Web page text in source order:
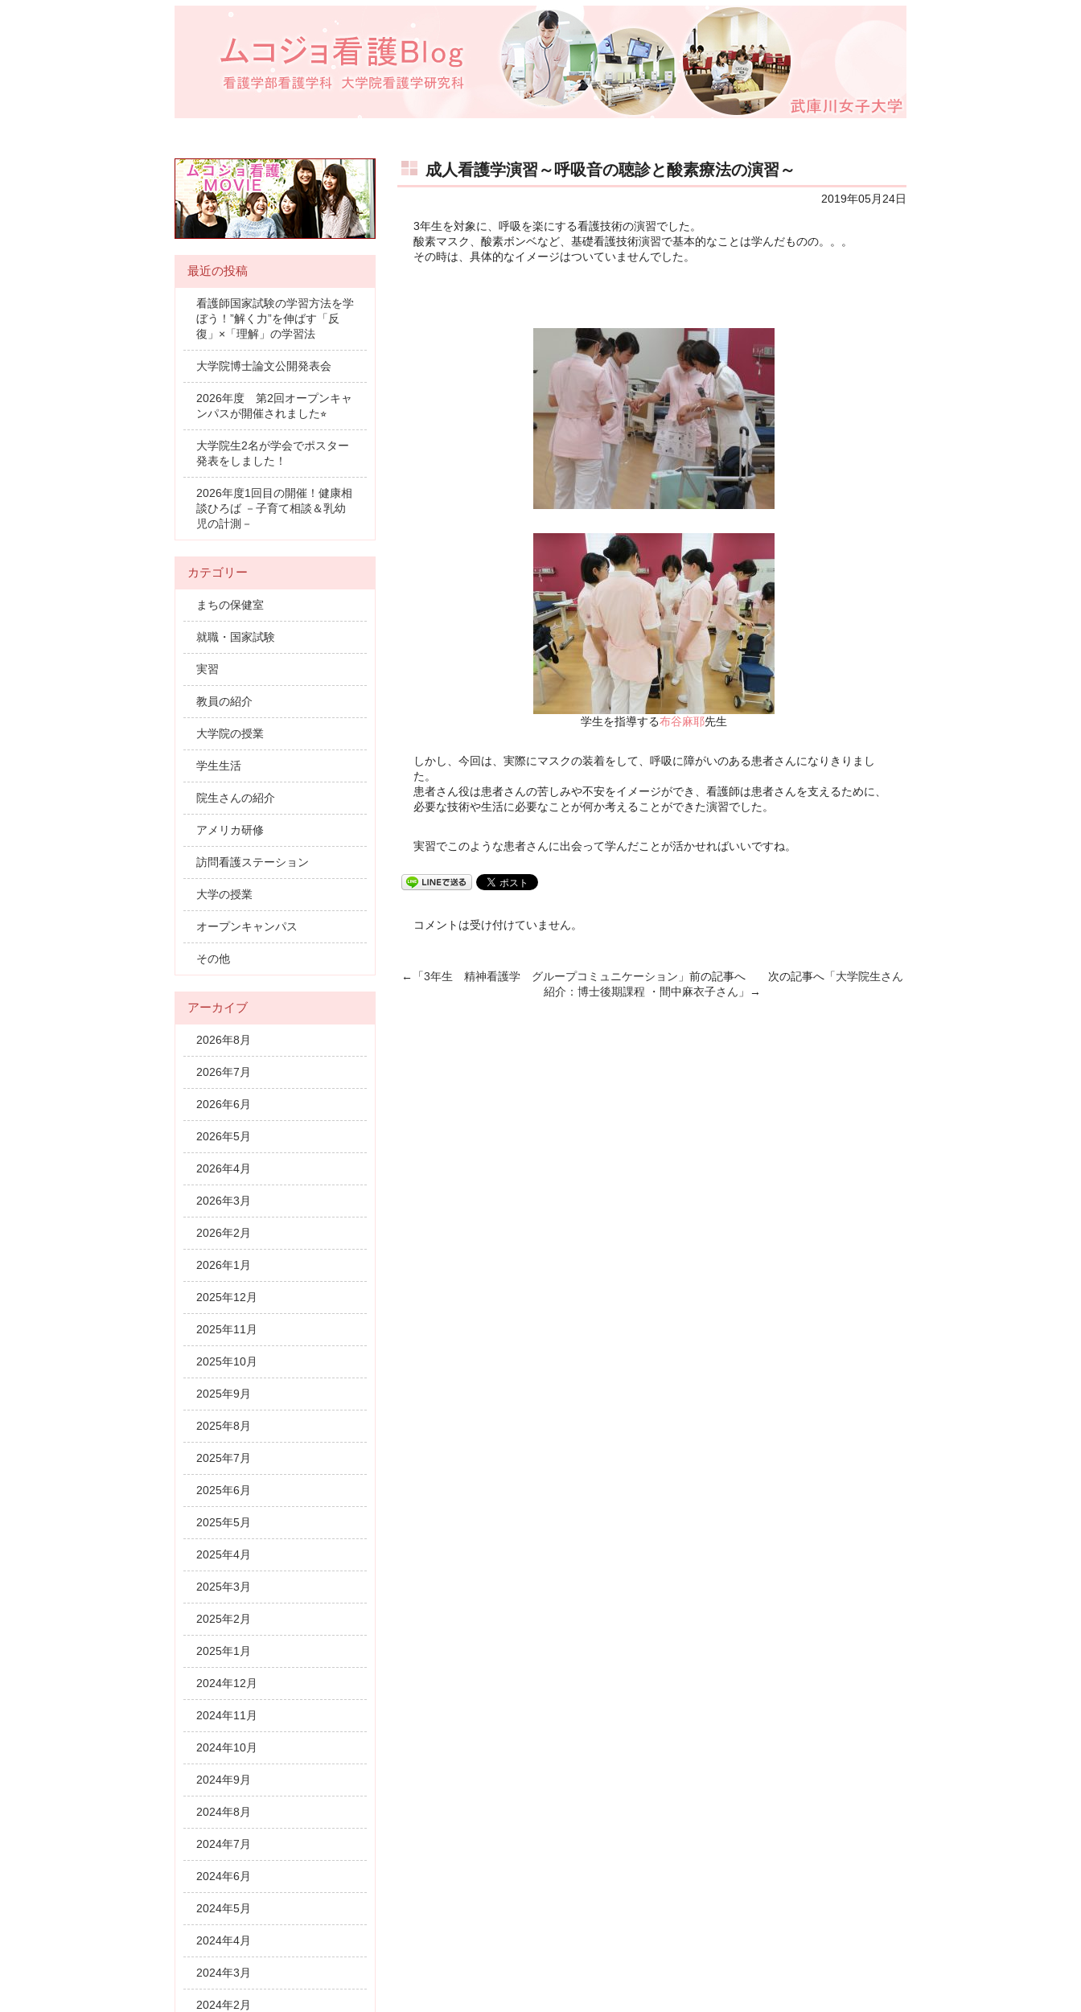
成人看護学演習～呼吸音の聴診と酸素療法の演習～
2019年05月24日
3年生を対象に、呼吸を楽にする看護技術の演習でした。
酸素マスク、酸素ボンベなど、基礎看護技術演習で基本的なことは学んだものの。。。
その時は、具体的なイメージはついていませんでした。
学生を指導する布谷麻耶先生
しかし、今回は、実際にマスクの装着をして、呼吸に障がいのある患者さんになりきりまし
た。
患者さん役は患者さんの苦しみや不安をイメージができ、看護師は患者さんを支えるために、
必要な技術や生活に必要なことが何か考えることができた演習でした。
実習でこのような患者さんに出会って学んだことが活かせればいいですね。
コメントは受け付けていません。
←「3年生 精神看護学 グループコミュニケーション 」前の記事へ 次の記事へ「大学院生さん
紹介：博士後期課程 ・間中麻衣子さん 」→
最近の投稿
看護師国家試験の学習方法を学
ぼう！”解く力”を伸ばす「反
復」×「理解」の学習法
大学院博士論文公開発表会
2026年度 第2回オープンキャ
ンパスが開催されました⭐︎
大学院生2名が学会でポスター
発表をしました！
2026年度1回目の開催！健康相
談ひろば －子育て相談＆乳幼
児の計測－
カテゴリー
まちの保健室
就職・国家試験
実習
教員の紹介
大学院の授業
学生生活
院生さんの紹介
アメリカ研修
訪問看護ステーション
大学の授業
オープンキャンパス
その他
アーカイブ
2026年8月
2026年7月
2026年6月
2026年5月
2026年4月
2026年3月
2026年2月
2026年1月
2025年12月
2025年11月
2025年10月
2025年9月
2025年8月
2025年7月
2025年6月
2025年5月
2025年4月
2025年3月
2025年2月
2025年1月
2024年12月
2024年11月
2024年10月
2024年9月
2024年8月
2024年7月
2024年6月
2024年5月
2024年4月
2024年3月
2024年2月